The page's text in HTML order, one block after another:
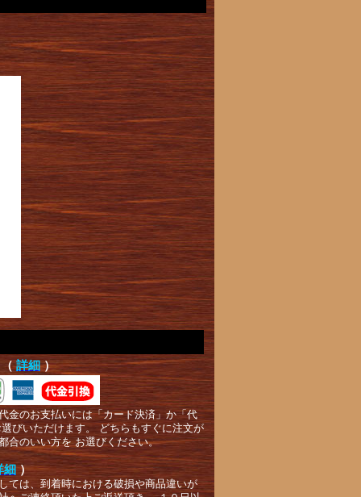
詳細 ）
金のお支払いには「カード決済」か「代
びいただけます。 どちらもすぐに注文が
合のいい方を お選びください。
細 ）
ては、到着時における破損や商品違いが